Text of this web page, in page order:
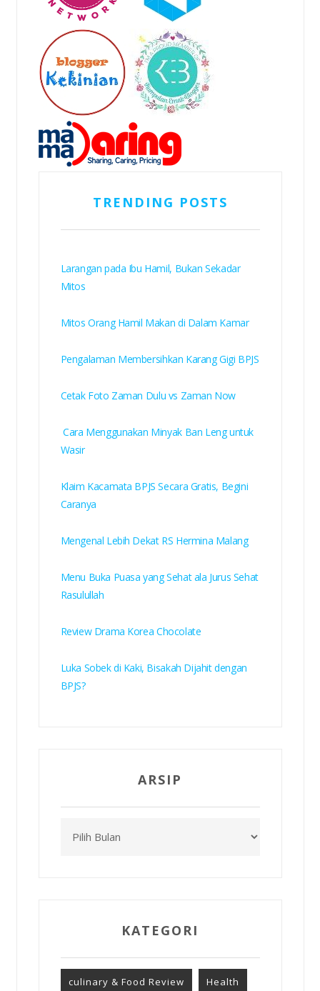
TRENDING POSTS
Larangan pada Ibu Hamil, Bukan Sekadar
Mitos
Mitos Orang Hamil Makan di Dalam Kamar
Pengalaman Membersihkan Karang Gigi BPJS
Cetak Foto Zaman Dulu vs Zaman Now
Cara Menggunakan Minyak Ban Leng untuk
Wasir
Klaim Kacamata BPJS Secara Gratis, Begini
Caranya
Mengenal Lebih Dekat RS Hermina Malang
Menu Buka Puasa yang Sehat ala Jurus Sehat
Rasulullah
Review Drama Korea Chocolate
Luka Sobek di Kaki, Bisakah Dijahit dengan
BPJS?
ARSIP
KATEGORI
culinary & Food Review Health